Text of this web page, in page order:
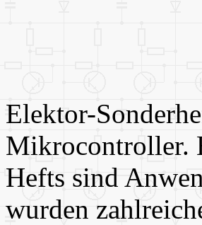
Elektor-
Mikrocontroller.
Hefts sind
wurden